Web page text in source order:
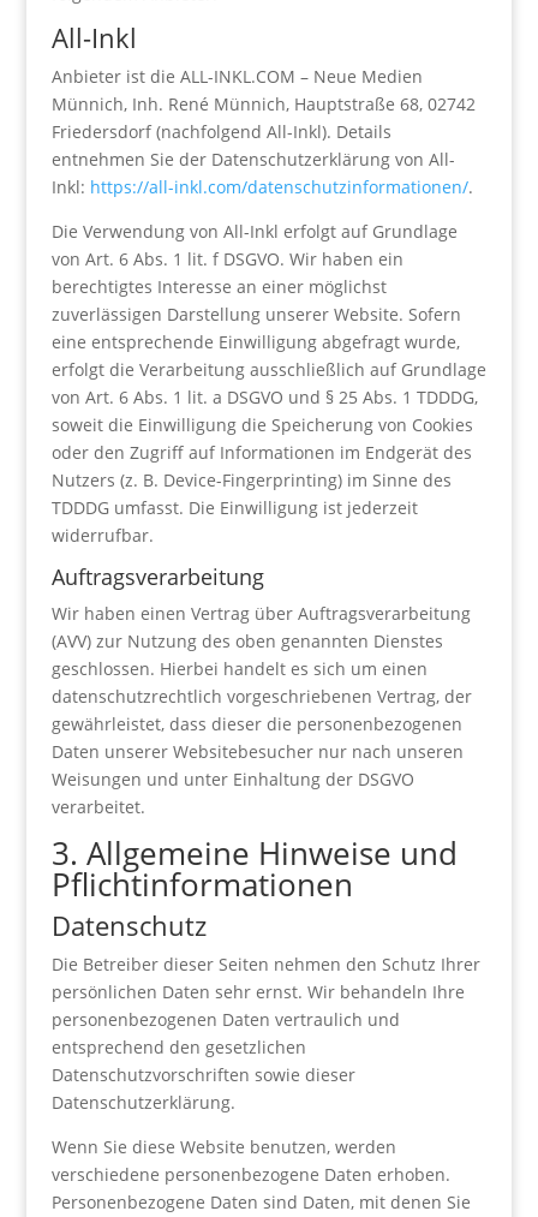
All-Inkl
Anbieter ist die ALL-INKL.COM – Neue Medien
Münnich, Inh. René Münnich, Hauptstraße 68, 02742
Friedersdorf (nachfolgend All-Inkl). Details
entnehmen Sie der Datenschutzerklärung von All-
Inkl: https://all-inkl.com/datenschutzinformationen/.
Die Verwendung von All-Inkl erfolgt auf Grundlage
von Art. 6 Abs. 1 lit. f DSGVO. Wir haben ein
berechtigtes Interesse an einer möglichst
zuverlässigen Darstellung unserer Website. Sofern
eine entsprechende Einwilligung abgefragt wurde,
erfolgt die Verarbeitung ausschließlich auf Grundlage
von Art. 6 Abs. 1 lit. a DSGVO und § 25 Abs. 1 TDDDG,
soweit die Einwilligung die Speicherung von Cookies
oder den Zugriff auf Informationen im Endgerät des
Nutzers (z. B. Device-Fingerprinting) im Sinne des
TDDDG umfasst. Die Einwilligung ist jederzeit
widerrufbar.
Auftragsverarbeitung
Wir haben einen Vertrag über Auftragsverarbeitung
(AVV) zur Nutzung des oben genannten Dienstes
geschlossen. Hierbei handelt es sich um einen
datenschutzrechtlich vorgeschriebenen Vertrag, der
gewährleistet, dass dieser die personenbezogenen
Daten unserer Websitebesucher nur nach unseren
Weisungen und unter Einhaltung der DSGVO
verarbeitet.
3. Allgemeine Hinweise und
Pflicht­informationen
Datenschutz
Die Betreiber dieser Seiten nehmen den Schutz Ihrer
persönlichen Daten sehr ernst. Wir behandeln Ihre
personenbezogenen Daten vertraulich und
entsprechend den gesetzlichen
Datenschutzvorschriften sowie dieser
Datenschutzerklärung.
Wenn Sie diese Website benutzen, werden
verschiedene personenbezogene Daten erhoben.
Personenbezogene Daten sind Daten, mit denen Sie